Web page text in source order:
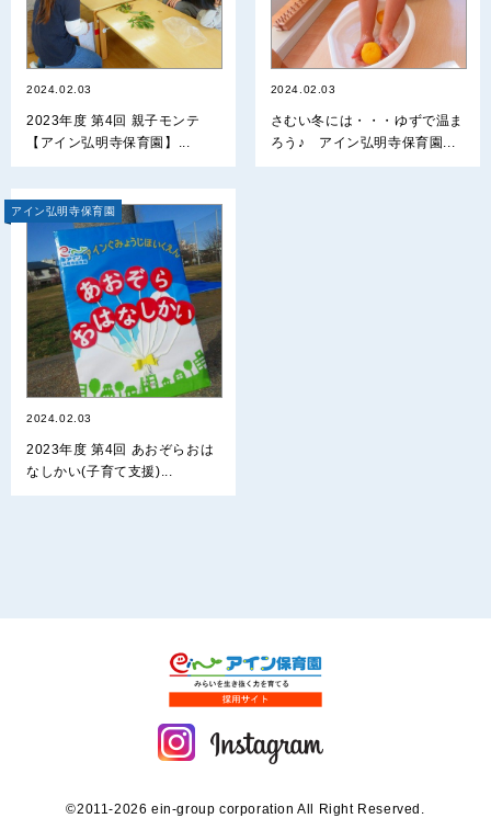
2024.02.03
2023年度 第4回 親子モンテ
【アイン弘明寺保育園】...
2024.02.03
さむい冬には・・・ゆずで温ま
ろう♪ アイン弘明寺保育園...
アイン弘明寺保育園
2024.02.03
2023年度 第4回 あおぞらおは
なしかい(子育て支援)...
©2011-2026 ein-group corporation All Right Reserved.